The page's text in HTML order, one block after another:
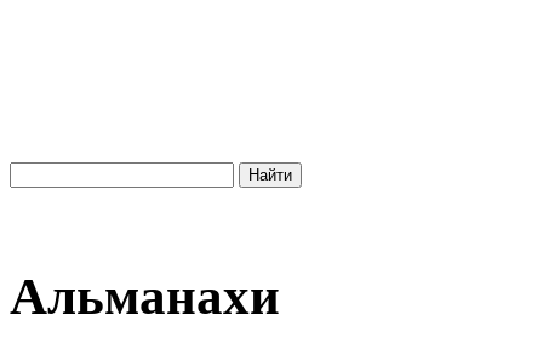
Альманахи